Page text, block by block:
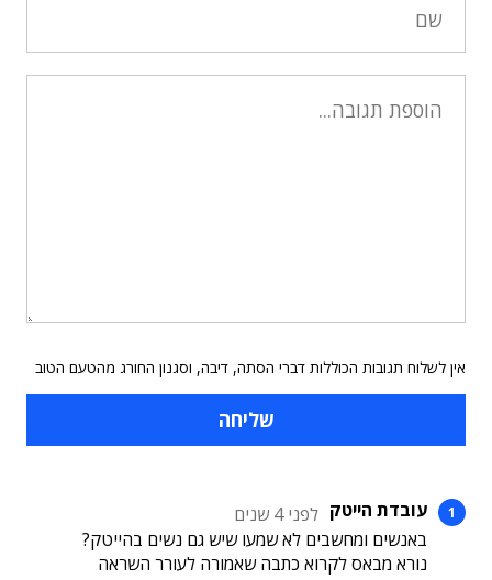
אין לשלוח תגובות הכוללות דברי הסתה, דיבה, וסגנון החורג מהטעם הטוב
עובדת הייטק לפני 4 שנים
באנשים ומחשבים לא שמעו שיש גם נשים בהייטק?
נורא מבאס לקרוא כתבה שאמורה לעורר השראה